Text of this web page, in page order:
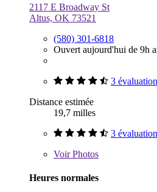
2117 E Broadway St
Altus, OK 73521
(580) 301-6818
Ouvert aujourd'hui de 9h
3
Distance estimée
19,7 milles
3
VoirPhotos
Heures normales